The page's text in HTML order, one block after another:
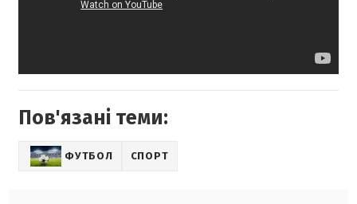
Пов'язані теми:
ФУТБОЛ СПОРТ